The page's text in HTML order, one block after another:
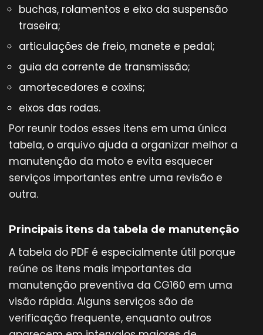
buchas, rolamentos e eixo da suspensão
traseira;
articulações de freio, manete e pedal;
guia da corrente de transmissão;
amortecedores e coxins;
eixos das rodas.
Por reunir todos esses itens em uma única
tabela, o arquivo ajuda a organizar melhor a
manutenção da moto e evita esquecer
serviços importantes entre uma revisão e
outra.
Principais itens da tabela de manutenção
A tabela do PDF é especialmente útil porque
reúne os itens mais importantes da
manutenção preventiva da CG160 em uma
visão rápida. Alguns serviços são de
verificação frequente, enquanto outros